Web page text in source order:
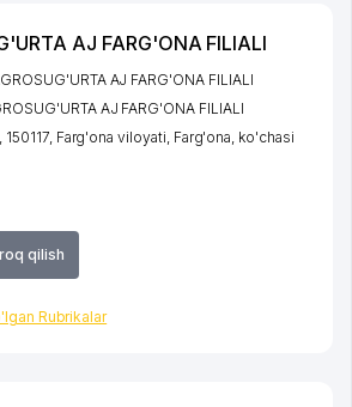
AJ FARG'ONA FILIALI
qilish
Rubrikalar
AJ FARG'ONA FILIALI
AJ FARG'ONA FILIALI
Farg'ona viloyati Farg'ona ko'chasi